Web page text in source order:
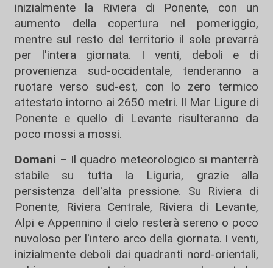
inizialmente la Riviera di Ponente, con un
aumento della copertura nel pomeriggio,
mentre sul resto del territorio il sole prevarrà
per l'intera giornata. I venti, deboli e di
provenienza sud-occidentale, tenderanno a
ruotare verso sud-est, con lo zero termico
attestato intorno ai 2650 metri. Il Mar Ligure di
Ponente e quello di Levante risulteranno da
poco mossi a mossi.
Domani – Il quadro meteorologico si manterrà
stabile su tutta la Liguria, grazie alla
persistenza dell'alta pressione. Su Riviera di
Ponente, Riviera Centrale, Riviera di Levante,
Alpi e Appennino il cielo resterà sereno o poco
nuvoloso per l'intero arco della giornata. I venti,
inizialmente deboli dai quadranti nord-orientali,